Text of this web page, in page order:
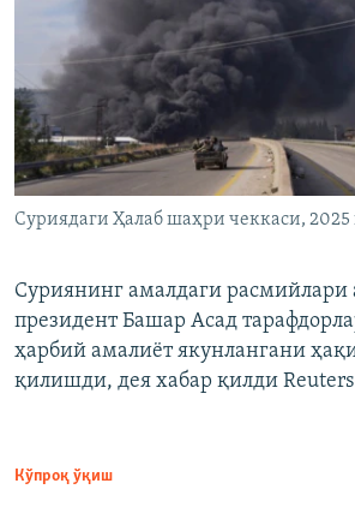
Суриядаги Ҳалаб шаҳри чеккаси, 2025
Суриянинг амалдаги расмийлари
президент Башар Асад
ҳарбий амалиёт якунлангани
қилишди, дея хабар қилди Reuters
Кўпроқ ўқиш